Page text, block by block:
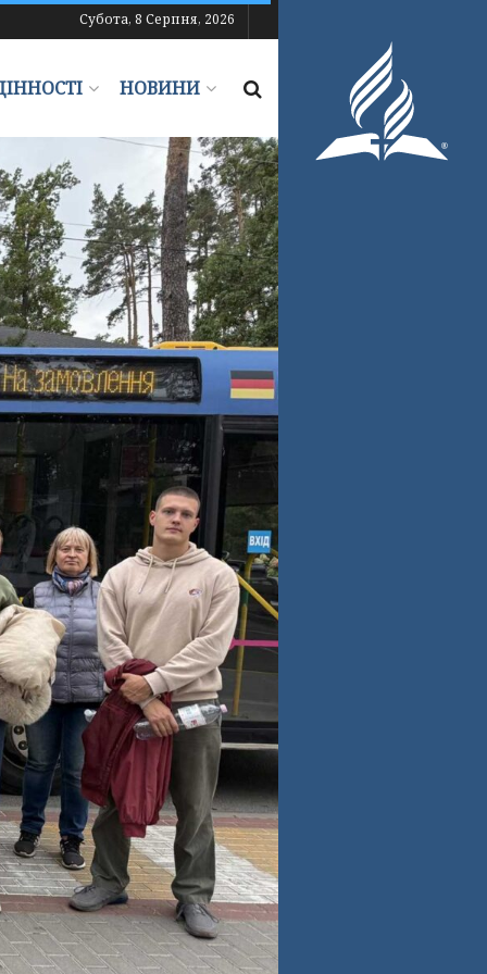
Субота, 8 Серпня, 2026
НОВИНИ